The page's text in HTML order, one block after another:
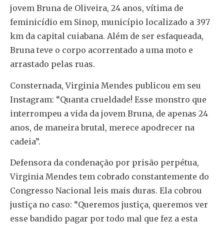
jovem Bruna de Oliveira, 24 anos, vítima de
feminicídio em Sinop, município localizado a 397
km da capital cuiabana. Além de ser esfaqueada,
Bruna teve o corpo acorrentado a uma moto e
arrastado pelas ruas.
Consternada, Virginia Mendes publicou em seu
Instagram: “Quanta crueldade! Esse monstro que
interrompeu a vida da jovem Bruna, de apenas 24
anos, de maneira brutal, merece apodrecer na
cadeia”.
Defensora da condenação por prisão perpétua,
Virginia Mendes tem cobrado constantemente do
Congresso Nacional leis mais duras. Ela cobrou
justiça no caso: “Queremos justiça, queremos ver
esse bandido pagar por todo mal que fez a esta